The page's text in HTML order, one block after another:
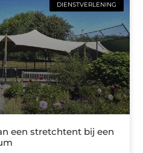
DIENSTVERLENING
een stretchtent bij een